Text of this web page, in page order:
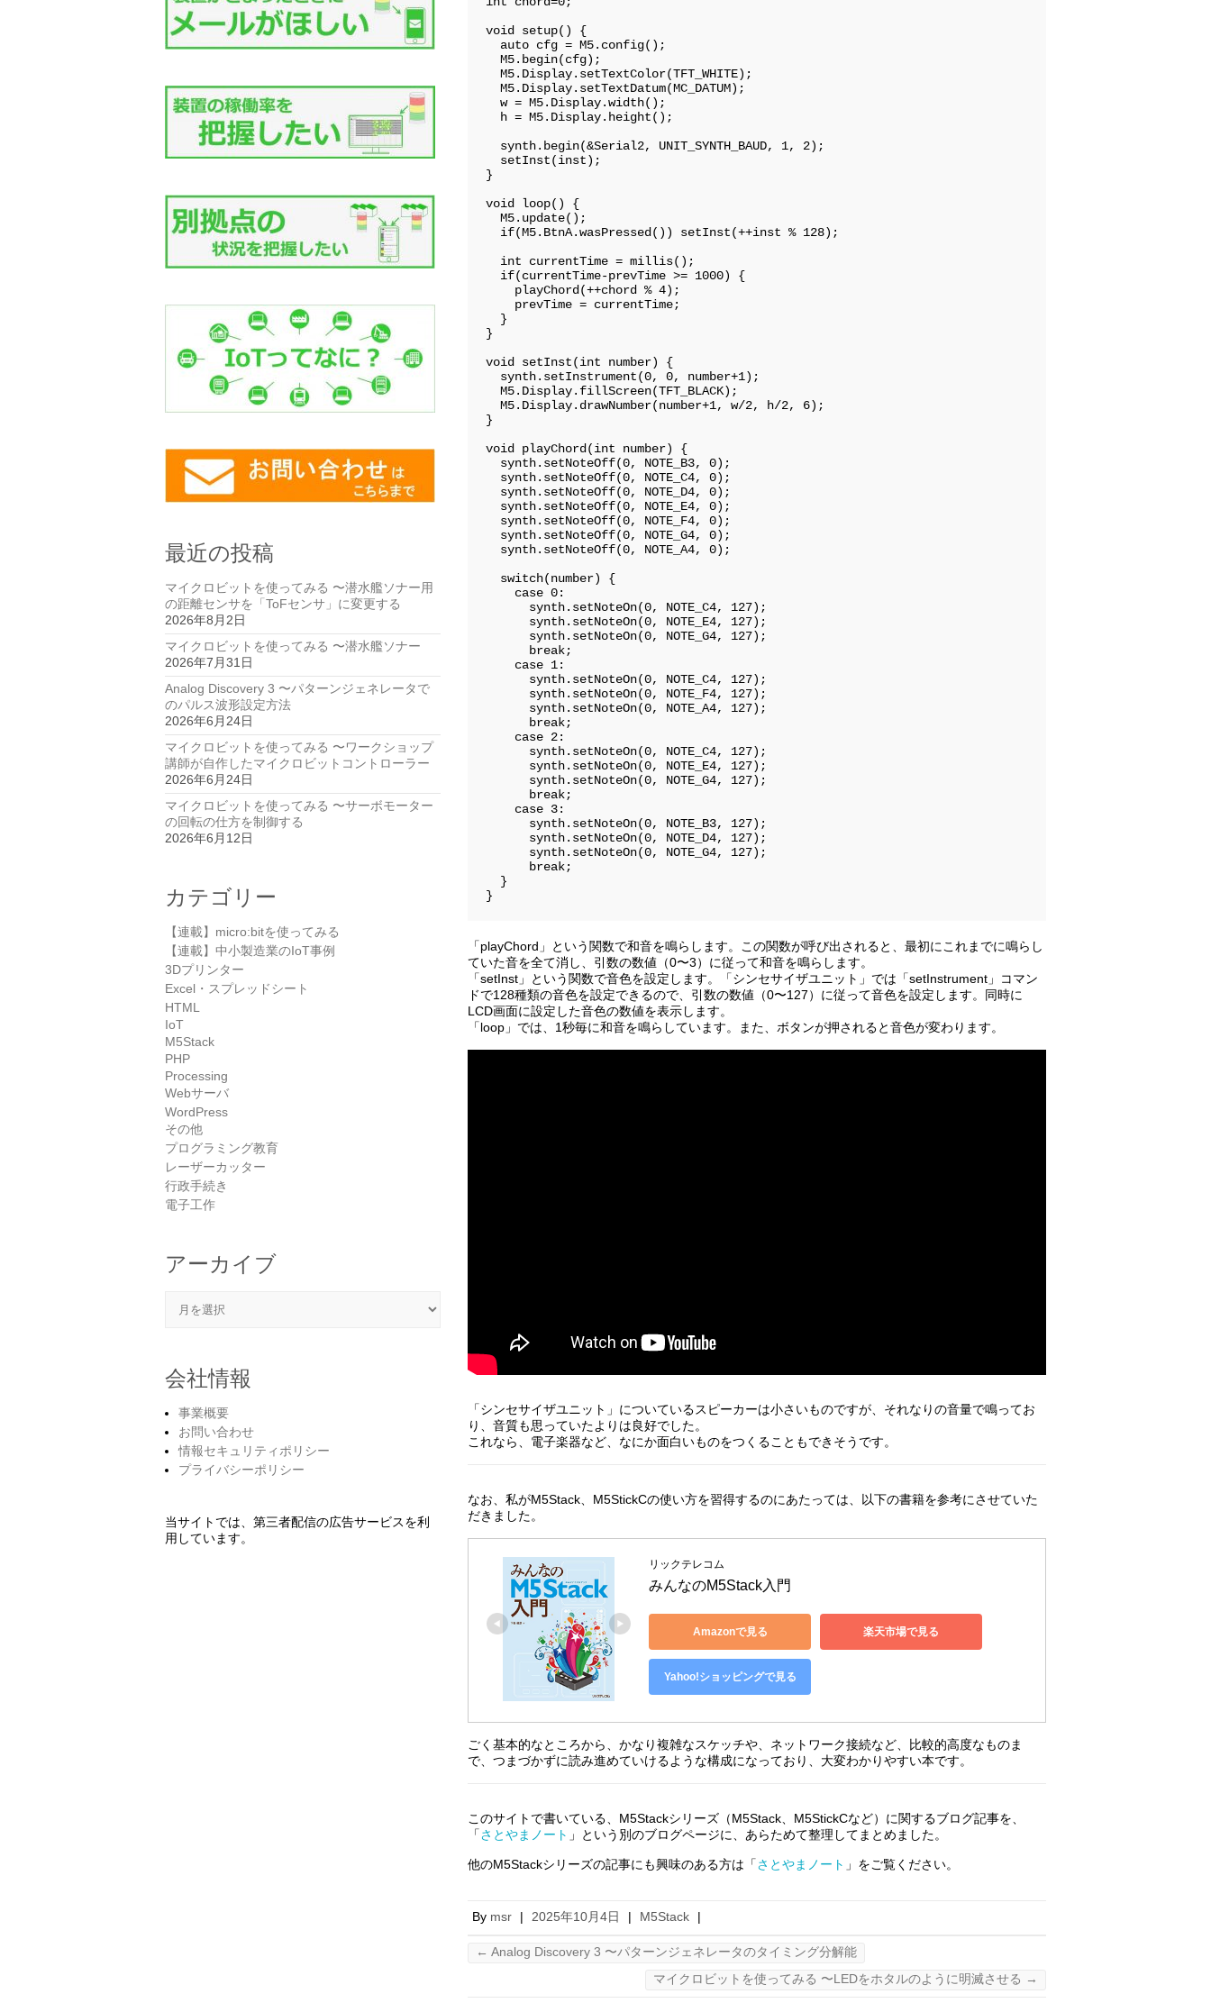
void setup() {
  M5.begin(cfg);
  M5.Display.setTextColor(TFT_WHITE);
  M5.Display.setTextDatum(MC_DATUM);
  w = M5.Display.width();
}
void loop() {
  M5.update();
}
void setInst(int number) {
  M5.Display.fillScreen(TFT_BLACK);
  M5.Display.drawNumber(number+1, w/2, h/2, 6);
}
void playChord(int number) {
「playChord」という関数で和音を鳴らします。この関数が呼び出されると、最初にこれまでに鳴らし
ていた音を全て消し、引数の数値（0〜3）に従って和音を鳴らします。
「setInst」という関数で音色を設定します。「シンセサイザユニット」では「setInstrument」コマン
ドで128種類の音色を設定できるので、引数の数値（0〜127）に従って音色を設定します。同時に
LCD画面に設定した音色の数値を表示します。
「loop」では、1秒毎に和音を鳴らしています。また、ボタンが押されると音色が変わります。
「シンセサイザユニット」についているスピーカーは小さいものですが、それなりの音量で鳴ってお
り、音質も思っていたよりは良好でした。
これなら、電子楽器など、なにか面白いものをつくることもできそうです。
なお、私がM5Stack、M5StickCの使い方を習得するのにあたっては、以下の書籍を参考にさせていた
だきました。
リックテレコム
みんなのM5Stack入門
Amazonで見る 楽天市場で見る
Yahoo!ショッピングで見る
ごく基本的なところから、かなり複雑なスケッチや、ネットワーク接続など、比較的高度なものま
で、つまづかずに読み進めていけるような構成になっており、大変わかりやすい本です。
このサイトで書いている、M5Stackシリーズ（M5Stack、M5StickCなど）に関するブログ記事を、
「さとやまノート 」という別のブログページに、あらためて整理してまとめました。
他のM5Stackシリーズの記事にも興味のある方は「さとやまノート 」をご覧ください。
By msr | 2025年10月4日 | M5Stack |
← Analog Discovery 3 〜パターンジェネレータのタイミング分解能
マイクロビットを使ってみる 〜LEDをホタルのように明滅させる →
最近の投稿
マイクロビットを使ってみる 〜潜水艦ソナー用
の距離センサを「ToFセンサ」に変更する
2026年8月2日
マイクロビットを使ってみる 〜潜水艦ソナー
2026年7月31日
Analog Discovery 3 〜パターンジェネレータで
のパルス波形設定方法
2026年6月24日
マイクロビットを使ってみる 〜ワークショップ
講師が自作したマイクロビットコントローラー
2026年6月24日
マイクロビットを使ってみる 〜サーボモーター
の回転の仕方を制御する
2026年6月12日
カテゴリー
【連載】micro:bitを使ってみる
【連載】中小製造業のIoT事例
3Dプリンター
Excel・スプレッドシート
HTML
IoT
M5Stack
PHP
Processing
Webサーバ
WordPress
その他
プログラミング教育
レーザーカッター
行政手続き
電子工作
アーカイブ
会社情報
事業概要
お問い合わせ
情報セキュリティポリシー
プライバシーポリシー
当サイトでは、第三者配信の広告サービスを利
用しています。